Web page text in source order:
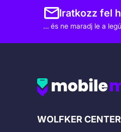
Iratkozz fel
… és ne maradj le a
Cégadatok
WOLFKER